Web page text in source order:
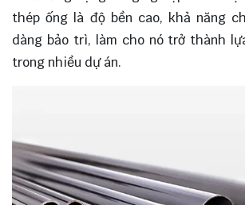
thép ống là độ bền cao, khả năng
dàng bảo trì, làm cho nó trở thành
trong nhiều dự án.